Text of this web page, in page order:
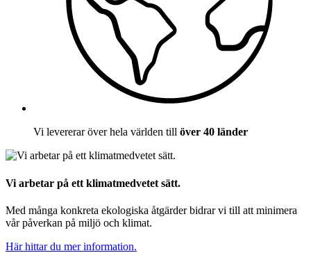
Vi levererar över hela världen till över 40 länder
Vi arbetar på ett klimatmedvetet sätt.
Med många konkreta ekologiska åtgärder bidrar vi till att minimera
vår påverkan på miljö och klimat.
Här hittar du mer information.